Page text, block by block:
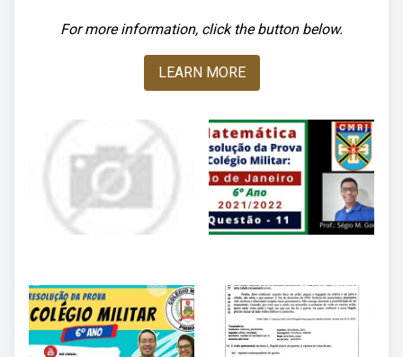
For more information, click the button below.
LEARN MORE